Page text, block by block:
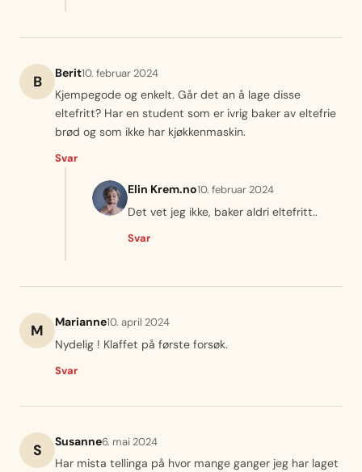
B Berit10. februar 2024
Kjempegode og enkelt. Går det an å lage disse
eltefritt? Har en student som er ivrig baker av eltefrie
brød og som ikke har kjøkkenmaskin.
Svar
Elin Krem.no10. februar 2024
Det vet jeg ikke, baker aldri eltefritt..
Svar
M Marianne10. april 2024
Nydelig ! Klaffet på første forsøk.
Svar
S Susanne6. mai 2024
Har mista tellinga på hvor mange ganger jeg har laget